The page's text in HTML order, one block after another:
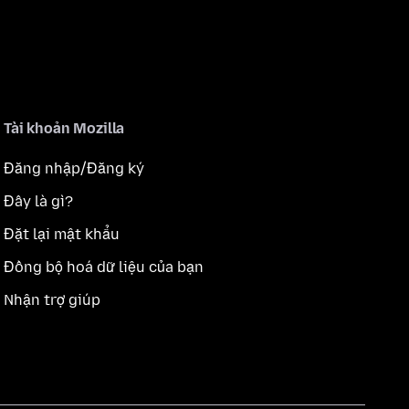
Tài khoản Mozilla
Đăng nhập/Đăng ký
Đây là gì?
Đặt lại mật khẩu
Đồng bộ hoá dữ liệu của bạn
Nhận trợ giúp